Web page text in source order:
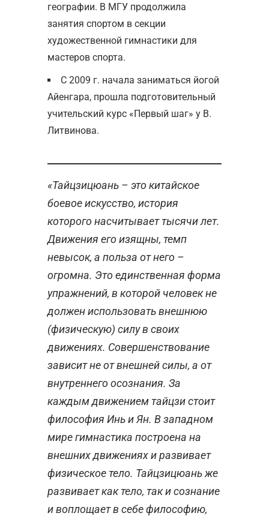
географии. В МГУ продолжила
занятия спортом в секции
художественной гимнастики для
мастеров спорта.
С 2009 г. начала заниматься йогой
Айенгара, прошла подготовительный
учительский курс «Первый шаг» у В.
Литвинова.
«Тайцзицюань – это китайское
боевое искусство, история
которого насчитывает тысячи лет.
Движения его изящны, темп
невысок, а польза от него –
огромна. Это единственная форма
упражнений, в которой человек не
должен использовать внешнюю
(физическую) силу в своих
движениях. Совершенствование
зависит не от внешней силы, а от
внутреннего осознания. За
каждым движением тайцзи стоит
философия Инь и Ян. В западном
мире гимнастика построена на
внешних движениях и развивает
физическое тело. Тайцзицюань же
развивает как тело, так и сознание
и воплощает в себе философию,